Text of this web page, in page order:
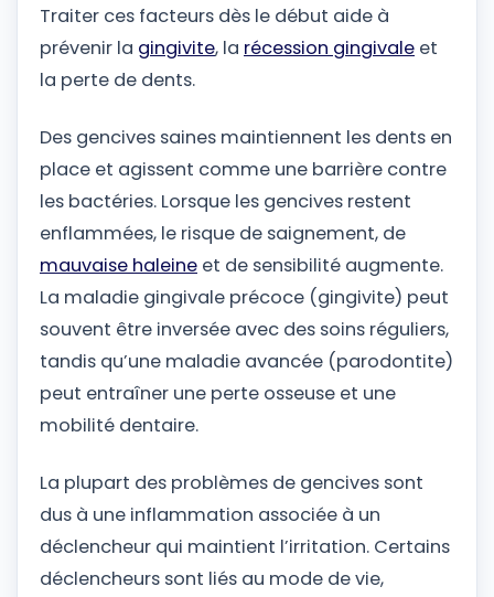
Traiter ces facteurs dès le début aide à
prévenir la gingivite, la récession gingivale et
la perte de dents.
Des gencives saines maintiennent les dents en
place et agissent comme une barrière contre
les bactéries. Lorsque les gencives restent
enflammées, le risque de saignement, de
mauvaise haleine et de sensibilité augmente.
La maladie gingivale précoce (gingivite) peut
souvent être inversée avec des soins réguliers,
tandis qu’une maladie avancée (parodontite)
peut entraîner une perte osseuse et une
mobilité dentaire.
La plupart des problèmes de gencives sont
dus à une inflammation associée à un
déclencheur qui maintient l’irritation. Certains
déclencheurs sont liés au mode de vie,